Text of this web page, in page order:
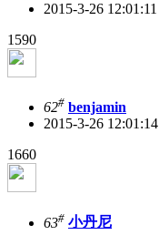
2015-3-26 12:01:11
1590
62# benjamin
2015-3-26 12:01:14
1660
63# 小丹尼